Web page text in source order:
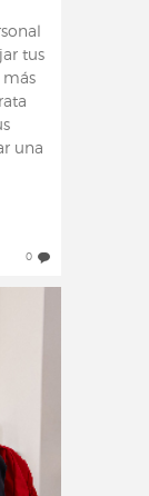
tus
más
una
0